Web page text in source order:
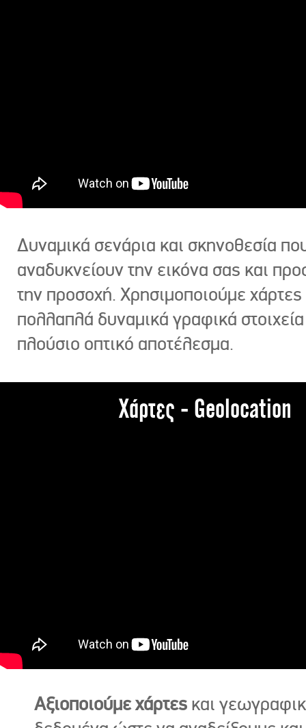
Δυναμικά σενάρια και σκηνοθεσία
αναδυκνείουν την εικόνα σας και
την προσοχή. Χρησιμοποιούμε χάρτες
πολλαπλά δυναμικά γραφικά στοιχεία
πλούσιο οπτικό αποτέλεσμα.
Χάρτες - Geolocation
Αξιοποιούμε χάρτες και